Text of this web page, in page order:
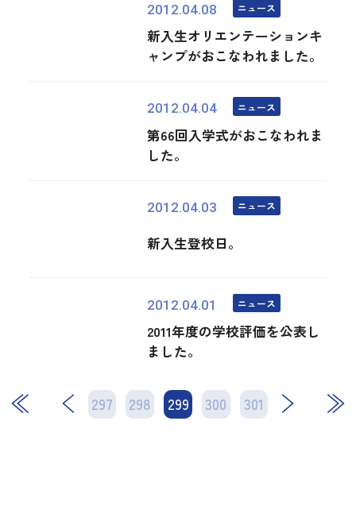
2012.04.08 ニュース
新入生オリエンテーションキ
ャンプがおこなわれました。
2012.04.04 ニュース
第66回入学式がおこなわれま
した。
2012.04.03 ニュース
新入生登校日。
2012.04.01 ニュース
2011年度の学校評価を公表し
ました。
297 298 299 300 301
次 最後